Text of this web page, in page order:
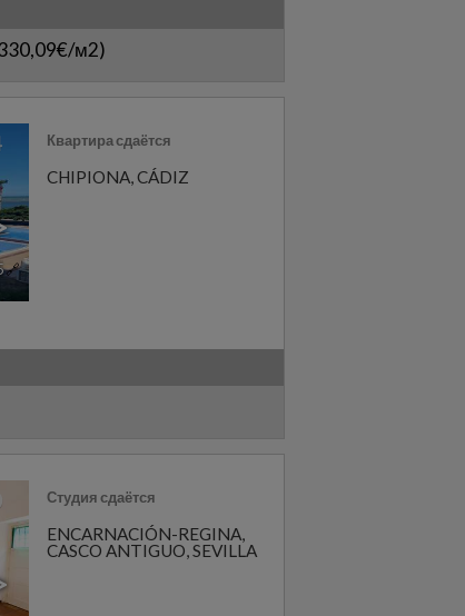
м2)
🔗
CHIPIONA,CÁDIZ
Квартира сдаётся
ENCARNACIÓN-REGINA,
CASCO ANTIGUO,SEVILLA
Студия сдаётся